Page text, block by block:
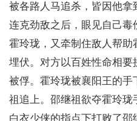
被各路人马追杀，皆因他拿
连克劲敌之后，眼见自己毒
霍玲珑，又牵制住敌人帮助
埋伏。对方以百姓性命相要
被俘。霍玲珑被襄阳王的
祖追上。邵继祖欲夺霍玲珑
白衣少侠的指点下打败了